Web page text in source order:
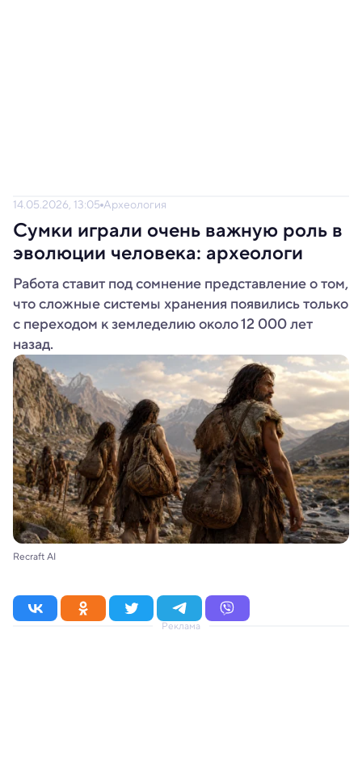
14.05.2026, 13:05 Археология
Сумки играли очень важную роль в
эволюции человека: археологи
Работа ставит под сомнение представление о том,
что сложные системы хранения появились только
с переходом к земледелию около 12 000 лет
назад.
Recraft AI
Реклама